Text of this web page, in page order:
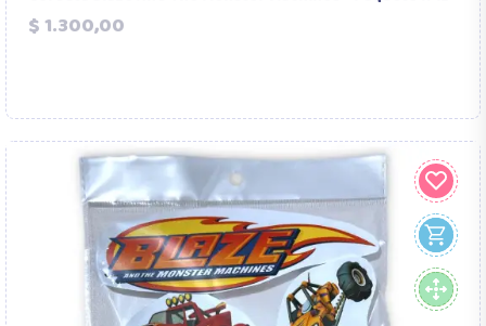
$ 1.300,00